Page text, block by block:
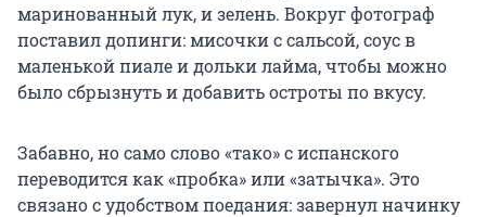
маринованный лук, и зелень. Вокруг фотограф
поставил допинги: мисочки с сальсой, соус в
маленькой пиале и дольки лайма, чтобы можно
было сбрызнуть и добавить остроты по вкусу.
Забавно, но само слово «тако» с испанского
переводится как «пробка» или «затычка». Это
связано с удобством поедания: завернул начинку